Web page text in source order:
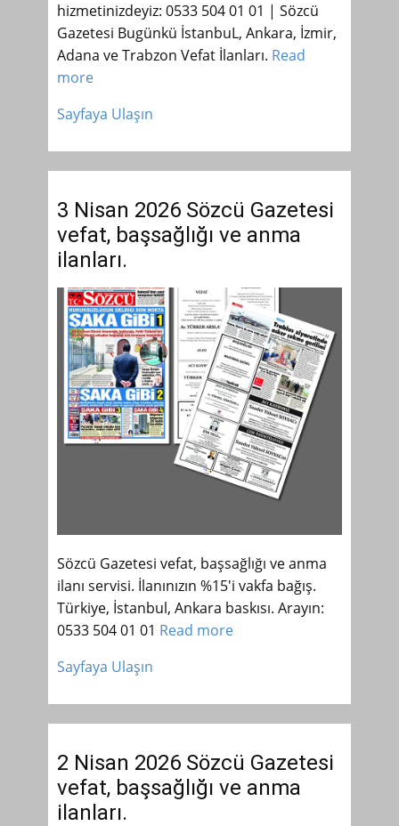
hizmetinizdeyiz: 0533 504 01 01 | Sözcü
Gazetesi Bugünkü İstanbuL, Ankara, İzmir,
Adana ve Trabzon Vefat İlanları. Read
more
Sayfaya Ulaşın
3 Nisan 2026 Sözcü Gazetesi
vefat, başsağlığı ve anma
ilanları.
Sözcü Gazetesi vefat, başsağlığı ve anma
ilanı servisi. İlanınızın %15'i vakfa bağış.
Türkiye, İstanbul, Ankara baskısı. Arayın:
0533 504 01 01 Read more
Sayfaya Ulaşın
2 Nisan 2026 Sözcü Gazetesi
vefat, başsağlığı ve anma
ilanları.